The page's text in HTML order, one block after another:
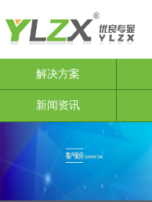
解决方案
新闻资讯